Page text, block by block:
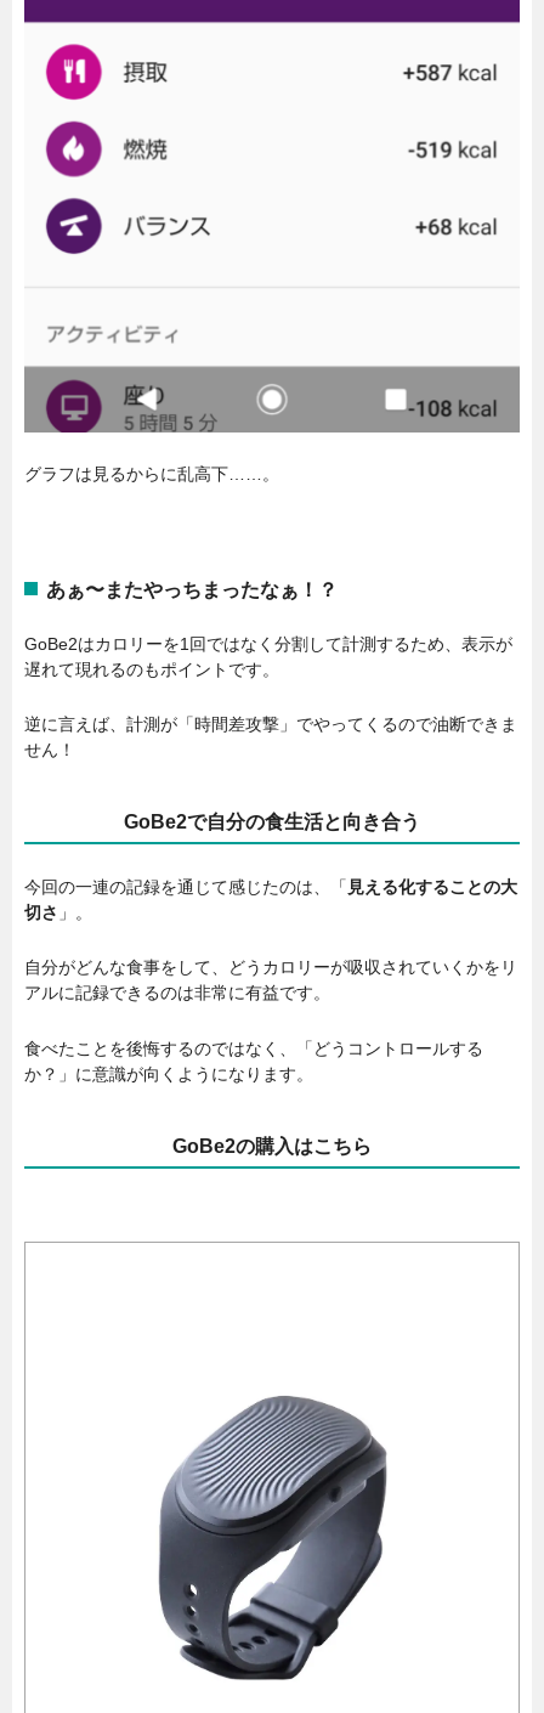
グラフは見るからに乱高下……。
あぁ〜またやっちまったなぁ！？
GoBe2はカロリーを1回ではなく分割して計測するため、表示が
遅れて現れるのもポイントです。
逆に言えば、計測が「時間差攻撃」でやってくるので油断できま
せん！
GoBe2で自分の食生活と向き合う
今回の一連の記録を通じて感じたのは、「 見える化することの大
切さ 」。
自分がどんな食事をして、どうカロリーが吸収されていくかをリ
アルに記録できるのは非常に有益です。
食べたことを後悔するのではなく、「どうコントロールする
か？」に意識が向くようになります。
GoBe2の購入はこちら